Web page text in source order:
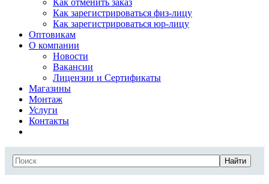
Как отменить заказ
Как зарегистрироваться физ-лицу
Как зарегистрироваться юр-лицу
Оптовикам
О компании
Новости
Вакансии
Лицензии и Сертификаты
Магазины
Монтаж
Услуги
Контакты
Найти